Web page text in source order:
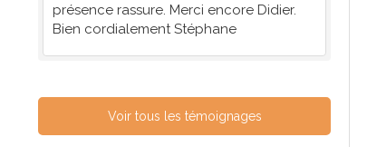
présence rassure. Merci encore Didier.
Bien cordialement Stéphane
Voir tous les témoignages